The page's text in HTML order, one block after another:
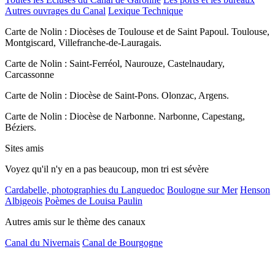
Autres ouvrages du Canal Lexique Technique
Carte de Nolin : Diocèses de Toulouse et de Saint Papoul. Toulouse,
Montgiscard, Villefranche-de-Lauragais.
Carte de Nolin : Saint-Ferréol, Naurouze, Castelnaudary,
Carcassonne
Carte de Nolin : Diocèse de Saint-Pons. Olonzac, Argens.
Carte de Nolin : Diocèse de Narbonne. Narbonne, Capestang,
Béziers.
Sites amis
Voyez qu'il n'y en a pas beaucoup, mon tri est sévère
Cardabelle, photographies du Languedoc Boulogne sur Mer Henson
Albigeois Poèmes de Louisa Paulin
Autres amis sur le thème des canaux
Canal du Nivernais Canal de Bourgogne